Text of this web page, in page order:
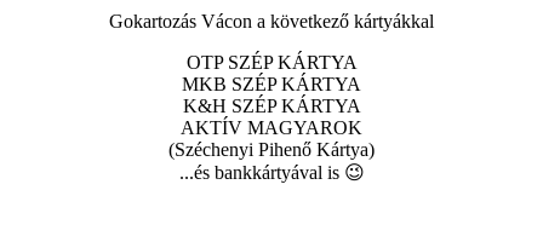
Gokartozás Vácon a következő kártyákkal
OTP SZÉP KÁRTYA
MKB SZÉP KÁRTYA
K&H SZÉP KÁRTYA
AKTÍV MAGYAROK
(Széchenyi Pihenő Kártya)
...és bankkártyával is 😉